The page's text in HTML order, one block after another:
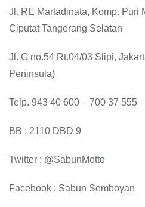
Jl. RE Martadinata, Komp. Puri
Ciputat Tangerang Selatan
Jl. G no.54 Rt.04/03 Slipi,
Peninsula)
Telp. 943 40 600 – 700 37 555
BB : 2110 DBD 9
Twitter : @SabunMotto
Facebook : Sabun Semboyan